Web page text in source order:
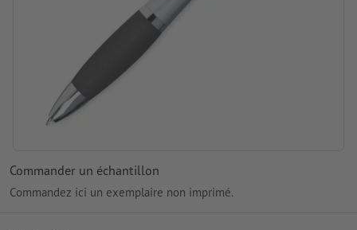
Commander un échantillon
Commandez ici un exemplaire non imprimé.